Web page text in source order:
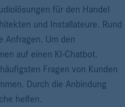
für den Handel
und Installateure. Rund
Anfragen. Um den
auf einen KI-Chatbot.
Fragen von Kunden
Durch die Anbindung
helfen.